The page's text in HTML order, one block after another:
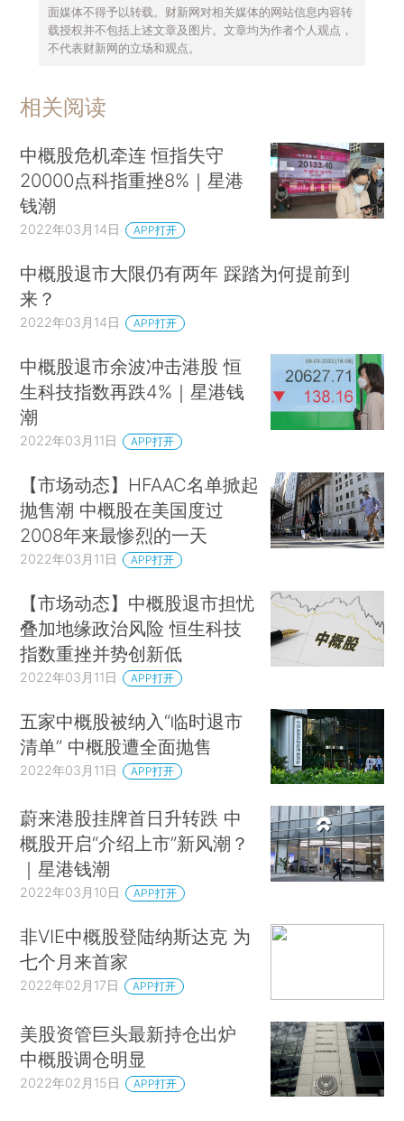
面媒体不得予以转载。财新网对相关媒体的网站信息内容转
载授权并不包括上述文章及图片。文章均为作者个人观点，
不代表财新网的立场和观点。
相关阅读
中概股危机牵连 恒指失守
20000点科指重挫8%｜星港
钱潮
2022年03月14日 APP打开
中概股退市大限仍有两年 踩踏为何提前到
来？
2022年03月14日 APP打开
中概股退市余波冲击港股 恒
生科技指数再跌4%｜星港钱
潮
2022年03月11日 APP打开
【市场动态】HFAAC名单掀起
抛售潮 中概股在美国度过
2008年来最惨烈的一天
2022年03月11日 APP打开
【市场动态】中概股退市担忧
叠加地缘政治风险 恒生科技
指数重挫并势创新低
2022年03月11日 APP打开
五家中概股被纳入“临时退市
清单” 中概股遭全面抛售
2022年03月11日 APP打开
蔚来港股挂牌首日升转跌 中
概股开启“介绍上市”新风潮？
｜星港钱潮
2022年03月10日 APP打开
非VIE中概股登陆纳斯达克 为
七个月来首家
2022年02月17日 APP打开
美股资管巨头最新持仓出炉
中概股调仓明显
2022年02月15日 APP打开